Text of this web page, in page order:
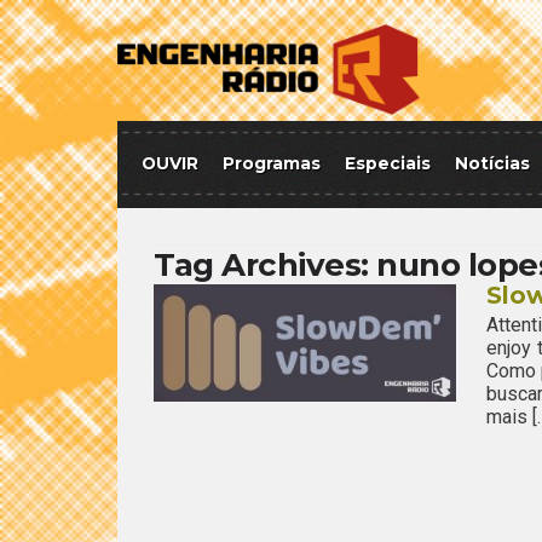
OUVIR Programas Especiais Notícias
Tag Archives: nuno
enjoy
mais